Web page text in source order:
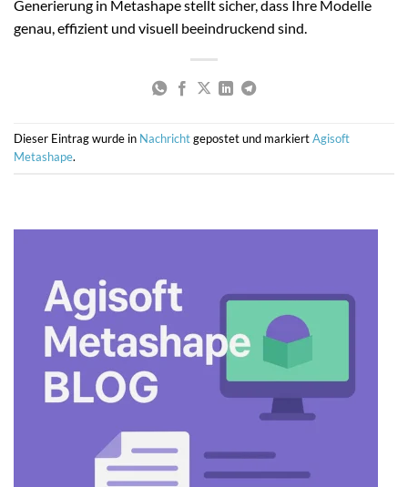
Generierung in Metashape stellt sicher, dass Ihre Modelle
genau, effizient und visuell beeindruckend sind.
Dieser Eintrag wurde in Nachrichtgepostet und markiertAgisoft
Metashape.